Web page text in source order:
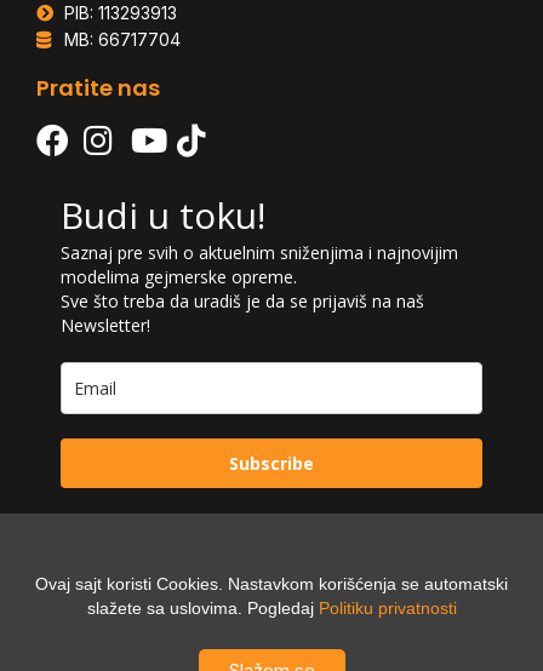
PIB: 113293913
MB: 66717704
Pratite nas
Budi u toku!
Saznaj pre svih o aktuelnim sniženjima i najnovijim
modelima gejmerske opreme.
Sve što treba da uradiš je da se prijaviš na naš
Newsletter!
Subscribe
Powered by:
Digilex
Ovaj sajt koristi Cookies. Nastavkom korišćenja se automatski
slažete sa uslovima. Pogledaj Politiku privatnosti